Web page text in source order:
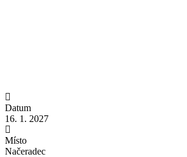
Datum
16. 1. 2027
Místo
Načeradec